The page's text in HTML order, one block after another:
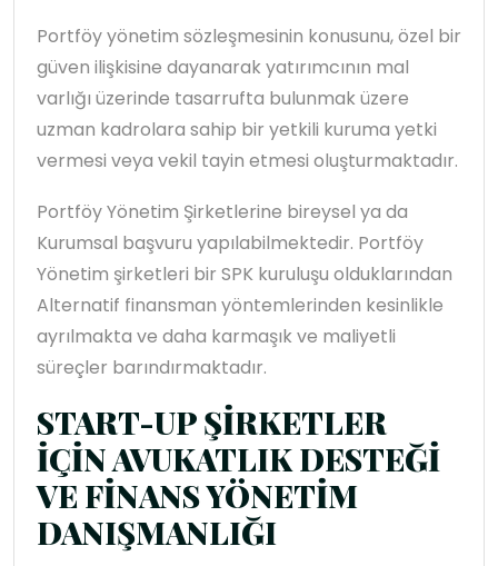
Portföy yönetim sözleşmesinin konusunu, özel bir
güven ilişkisine dayanarak yatırımcının mal
varlığı üzerinde tasarrufta bulunmak üzere
uzman kadrolara sahip bir yetkili kuruma yetki
vermesi veya vekil tayin etmesi oluşturmaktadır.
Portföy Yönetim Şirketlerine bireysel ya da
Kurumsal başvuru yapılabilmektedir. Portföy
Yönetim şirketleri bir SPK kuruluşu olduklarından
Alternatif finansman yöntemlerinden kesinlikle
ayrılmakta ve daha karmaşık ve maliyetli
süreçler barındırmaktadır.
START-UP ŞİRKETLER
İÇİN AVUKATLIK DESTEĞİ
VE FİNANS YÖNETİM
DANIŞMANLIĞI